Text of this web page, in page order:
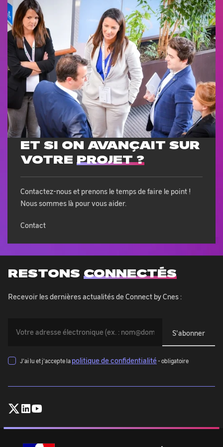
ET SI ON AVANÇAIT SUR
VOTRE PROJET ?
Contactez-nous et prenons le temps de faire le point !
Nous sommes là pour vous aider.
Contact
RESTONS CONNECTÉS
Recevoir les dernières actualités de Connect by Cnes :
devez
votre
mail
:
J'ai lu et j'accepte lapolitique de confidentialité- obligatoire
Follow
on
X
Follow
on
Linkedin
on
Youtube